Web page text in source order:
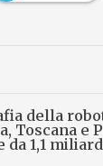
della
Toscana e
da 1,1